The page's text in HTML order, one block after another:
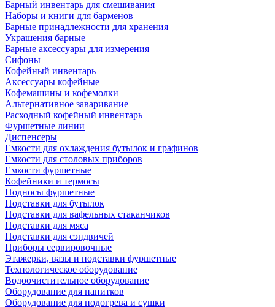
Барный инвентарь для смешивания
Наборы и книги для барменов
Барные принадлежности для хранения
Украшения барные
Барные аксессуары для измерения
Сифоны
Кофейный инвентарь
Аксессуары кофейные
Кофемашины и кофемолки
Альтернативное заваривание
Расходный кофейный инвентарь
Фуршетные линии
Диспенсеры
Емкости для охлаждения бутылок и графинов
Емкости для столовых приборов
Емкости фуршетные
Кофейники и термосы
Подносы фуршетные
Подставки для бутылок
Подставки для вафельных стаканчиков
Подставки для мяса
Подставки для сэндвичей
Приборы сервировочные
Этажерки, вазы и подставки фуршетные
Технологическое оборудование
Водоочистительное оборудование
Оборудование для напитков
Оборудование для подогрева и сушки